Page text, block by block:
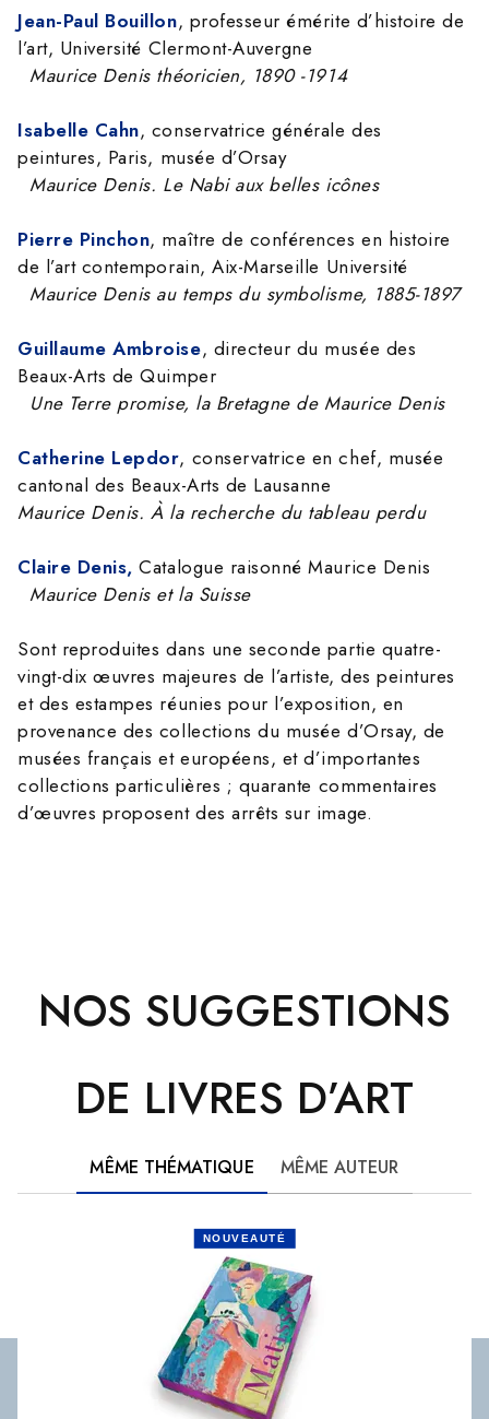
Jean-Paul Bouillon, professeur émérite d’histoire de
l’art, Université Clermont-Auvergne
Maurice Denis théoricien, 1890 -1914
Isabelle Cahn, conservatrice générale des
peintures, Paris, musée d’Orsay
Maurice Denis. Le Nabi aux belles icônes
Pierre Pinchon, maître de conférences en histoire
de l’art contemporain, Aix-Marseille Université
Maurice Denis au temps du symbolisme, 1885-1897
Guillaume Ambroise, directeur du musée des
Beaux-Arts de Quimper
Une Terre promise, la Bretagne de Maurice Denis
Catherine Lepdor, conservatrice en chef, musée
cantonal des Beaux-Arts de Lausanne
Maurice Denis. À la recherche du tableau perdu
Claire Denis,Catalogue raisonné Maurice Denis
Maurice Denis et la Suisse
Sont reproduites dans une seconde partie quatre-
vingt-dix œuvres majeures de l’artiste, des peintures
et des estampes réunies pour l’exposition, en
provenance des collections du musée d’Orsay, de
musées français et européens, et d’importantes
collections particulières ; quarante commentaires
d’œuvres proposent des arrêts sur image.
NOS SUGGESTIONS
DE LIVRES D’ART
MÊME THÉMATIQUE MÊME AUTEUR
NOUVEAUTÉ